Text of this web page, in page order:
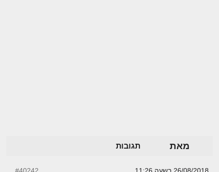
מאת תגובות